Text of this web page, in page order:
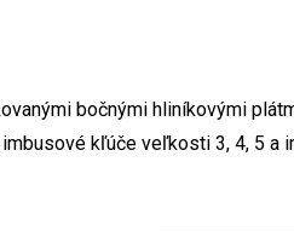
bočnými hliníkovými
kľúče veľkosti 3, 4, 5 a